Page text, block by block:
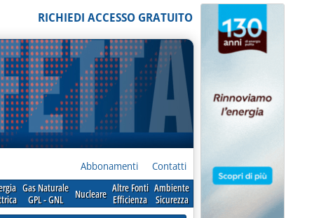
RICHIEDI ACCESSO GRATUITO
Abbonamenti
Contatti
Gas Naturale
GPL - GNL
Nucleare Altre Fonti
Efficienza
Ambiente
Sicurezza